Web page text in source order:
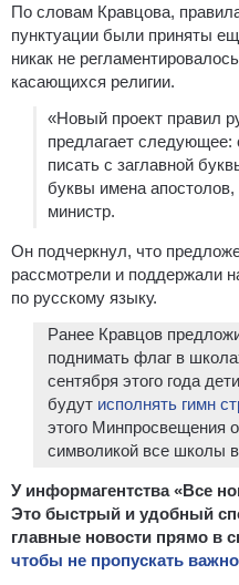
По словам Кравцова,
пунктуации были приняты
никак не
касающихся религии.
«Новый проект правил
предлагает следующее:
писать с заглавной
буквы имена
министр.
Он подчеркнул, что
рассмотрели и поддержали
по русскому языку.
Ранее Кравцов
поднимать флаг в
сентября этого года
будут исполнять гимн
этого Минпросвещения
символикой все школы
У информагентства «Все
Это быстрый и удобный
главные новости прямо в
чтобы не пропускать